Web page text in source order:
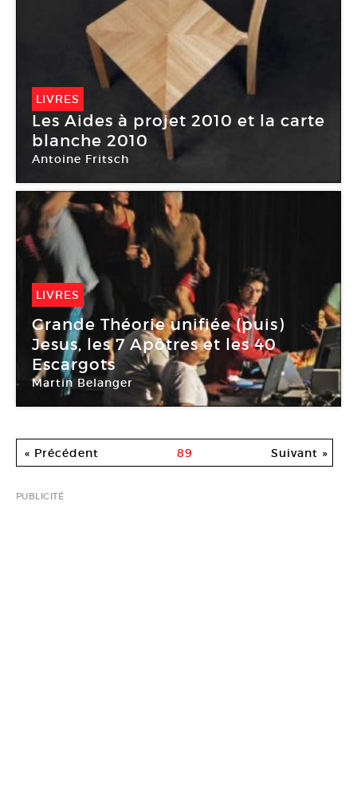
LIVRES
Les Aides à projet 2010 et la carte
blanche 2010
Antoine Fritsch
LIVRES
24 Fév -24 Fév 2010
Grande Théorie unifiée (puis)
Jesus, les 7 Apôtres et les 40
Escargots
Martin Belanger
Théâtre de Vanves
« Précédent 89 Suivant »
PUBLICITÉ